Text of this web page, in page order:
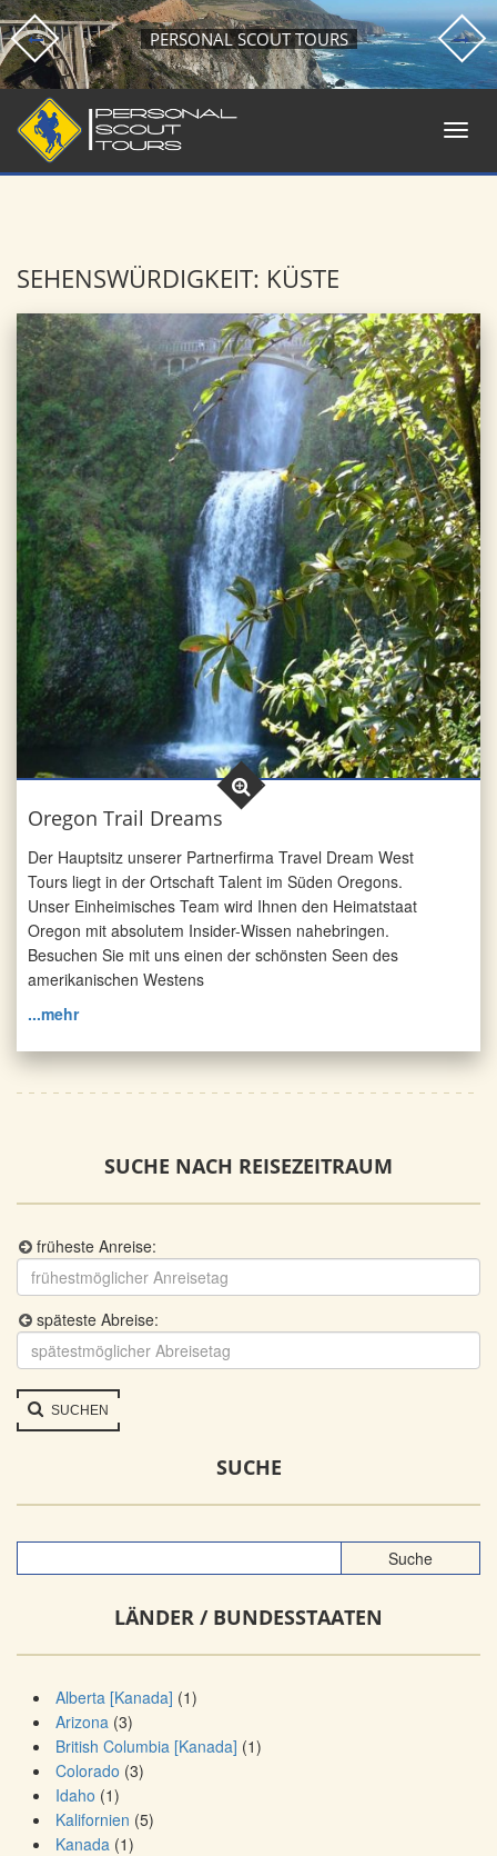
PERSONAL SCOUT TOURS
SEHENSWÜRDIGKEIT: KÜSTE
Oregon Trail Dreams
Der Hauptsitz unserer Partnerfirma Travel Dream West
Tours liegt in der Ortschaft Talent im Süden Oregons.
Unser Einheimisches Team wird Ihnen den Heimatstaat
Oregon mit absolutem Insider-Wissen nahebringen.
Besuchen Sie mit uns einen der schönsten Seen des
amerikanischen Westens
...mehr
SUCHE NACH REISEZEITRAUM
früheste Anreise:
späteste Abreise:
SUCHEN
SUCHE
LÄNDER / BUNDESSTAATEN
Alberta [Kanada] (1)
Arizona (3)
British Columbia [Kanada] (1)
Colorado (3)
Idaho (1)
Kalifornien (5)
Kanada (1)